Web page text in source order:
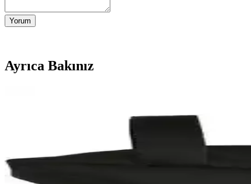
Yorum
Ayrıca Bakınız
Bu karşılaştırmada Vogel Tactical M1492 ve YDS Ml 100 C
Lightinghm 42 Lt Askeri Dağcı Kamp ve Seyahat
Lightinghm 42 Lt. askeri dağcı sırt çantası, su geçirmez